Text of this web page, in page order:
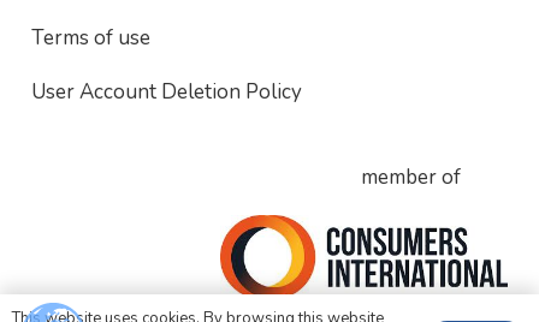
Terms of use
User Account Deletion Policy
member of